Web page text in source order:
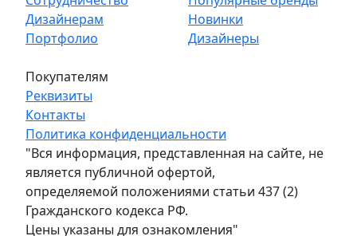
Дизайнерам
Портфолио
Новинки
Дизайнеры
Покупателям
Реквизиты
Контакты
Политика конфиденциальности
"Вся информация, представленная на сайте, не
является публичной офертой,
определяемой положениями статьи 437 (2)
Гражданского кодекса РФ.
Цены указаны для ознакомления"